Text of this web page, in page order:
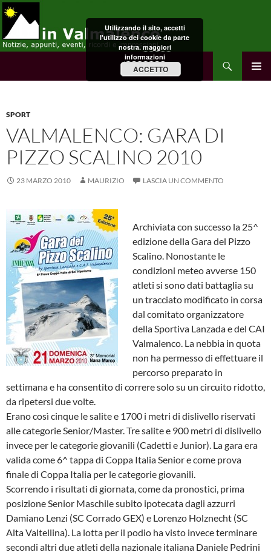
Vai
contenuto
SPORT
VALMALENCO: GARA DI
PIZZO SCALINO 2010
23 MARZO 2010 MAURIZIO LASCIA UN COMMENTO
Archiviata con successo la 25^
edizione della Gara del Pizzo
Scalino. Nonostante le
condizioni meteo avverse 150
atleti si sono dati battaglia su
un tracciato modificato in corsa
dal comitato organizzatore
della Sportiva Lanzada e del CAI
Valmalenco. La nebbia in quota
non ha permesso di effettuare il
percorso preparato in
settimana e ha consentito di correre solo su un circuito ridotto,
da ripetersi due volte.
Erano così cinque le salite e 1700 i metri di dislivello riservati
alle categorie Senior/Master. Tre salite e 900 metri di dislivello
invece per le categorie giovanili (Cadetti e Junior). La gara era
valida come 6^ tappa di Coppa Italia Senior e come prova
finale di Coppa Italia per le categorie giovanili.
Scorrendo i risultati di giornata, come da pronostici, prima
posizione Senior Maschile subito ipotecata dagli azzurri
Damiano Lenzi (SC Corrado GEX) e Lorenzo Holznecht (SC
Alta Valtellina). La lotta per il podio ha visto invece terminare
secondi altri due atleti della nazionale italiana Daniele Pedrini
Utilizzando il sito, accetti
l'utilizzo dei cookie da parte
nostra.maggiori
informazioni
ACCETTO